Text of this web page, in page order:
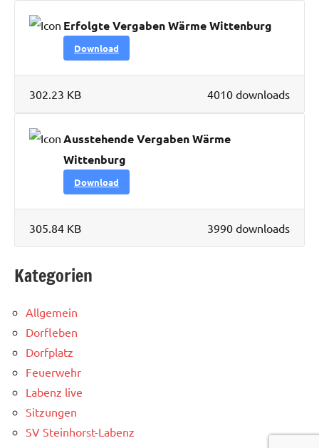
Erfolgte Vergaben Wärme Wittenburg
Download
4010 downloads
302.23 KB
Ausstehende Vergaben Wärme
Wittenburg
Download
3990 downloads
305.84 KB
Kategorien
Allgemein
Dorfleben
Dorfplatz
Feuerwehr
Labenz live
Sitzungen
SV Steinhorst-Labenz